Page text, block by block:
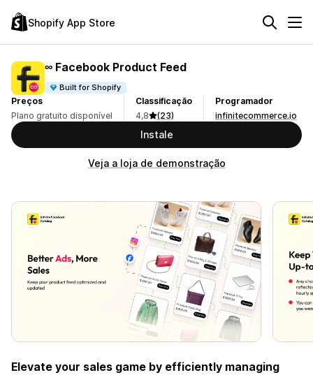
Shopify App Store
∞ Facebook Product Feed
Built for Shopify
Preços
Plano gratuito disponível
Classificação
4,8
(23)
Programador
infinitecommerce.io
Instale
Veja a loja de demonstração
Elevate your sales game by efficiently managing